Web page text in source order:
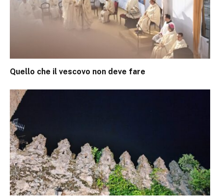
Quello che il vescovo non deve fare